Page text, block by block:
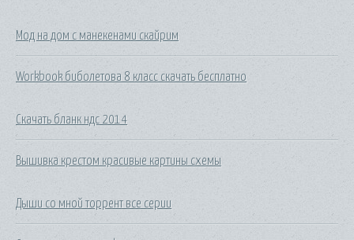
Мод на дом с манекенами скайрим
Workbook биболетова 8 класс скачать бесплатно
Скачать бланк ндс 2014
Вышивка крестом красивые картины схемы
Дыши со мной торрент все серии